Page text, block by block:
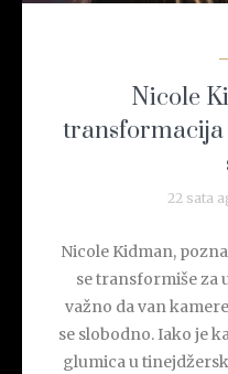
Nicole
transformacija
22 sata
Nicole Kidman,
se transformiše za
važno da van
se slobodno. Iako je
glumica u